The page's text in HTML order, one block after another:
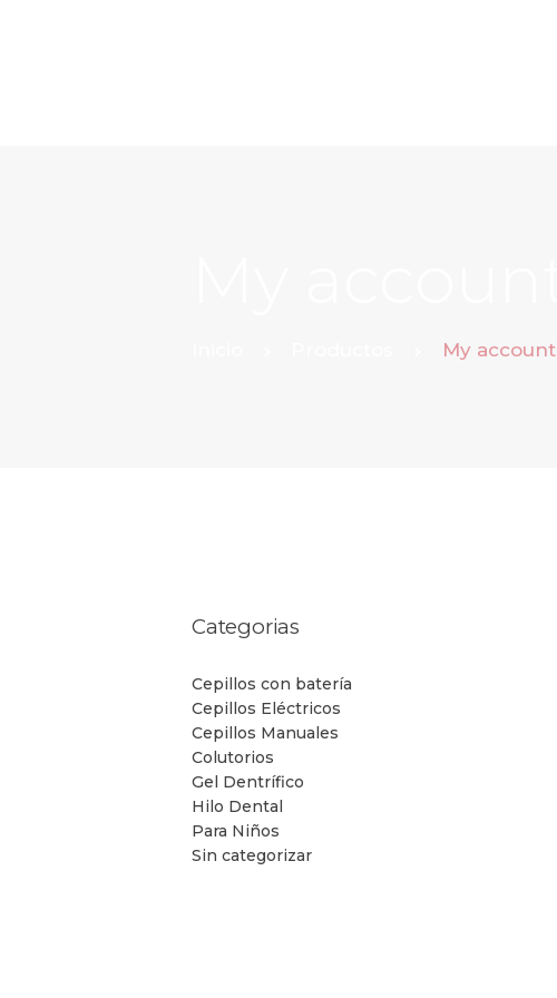
My account
Categorias
Cepillos con batería
Cepillos Eléctricos
Cepillos Manuales
Colutorios
Gel Dentrífico
Hilo Dental
Para Niños
Sin categorizar